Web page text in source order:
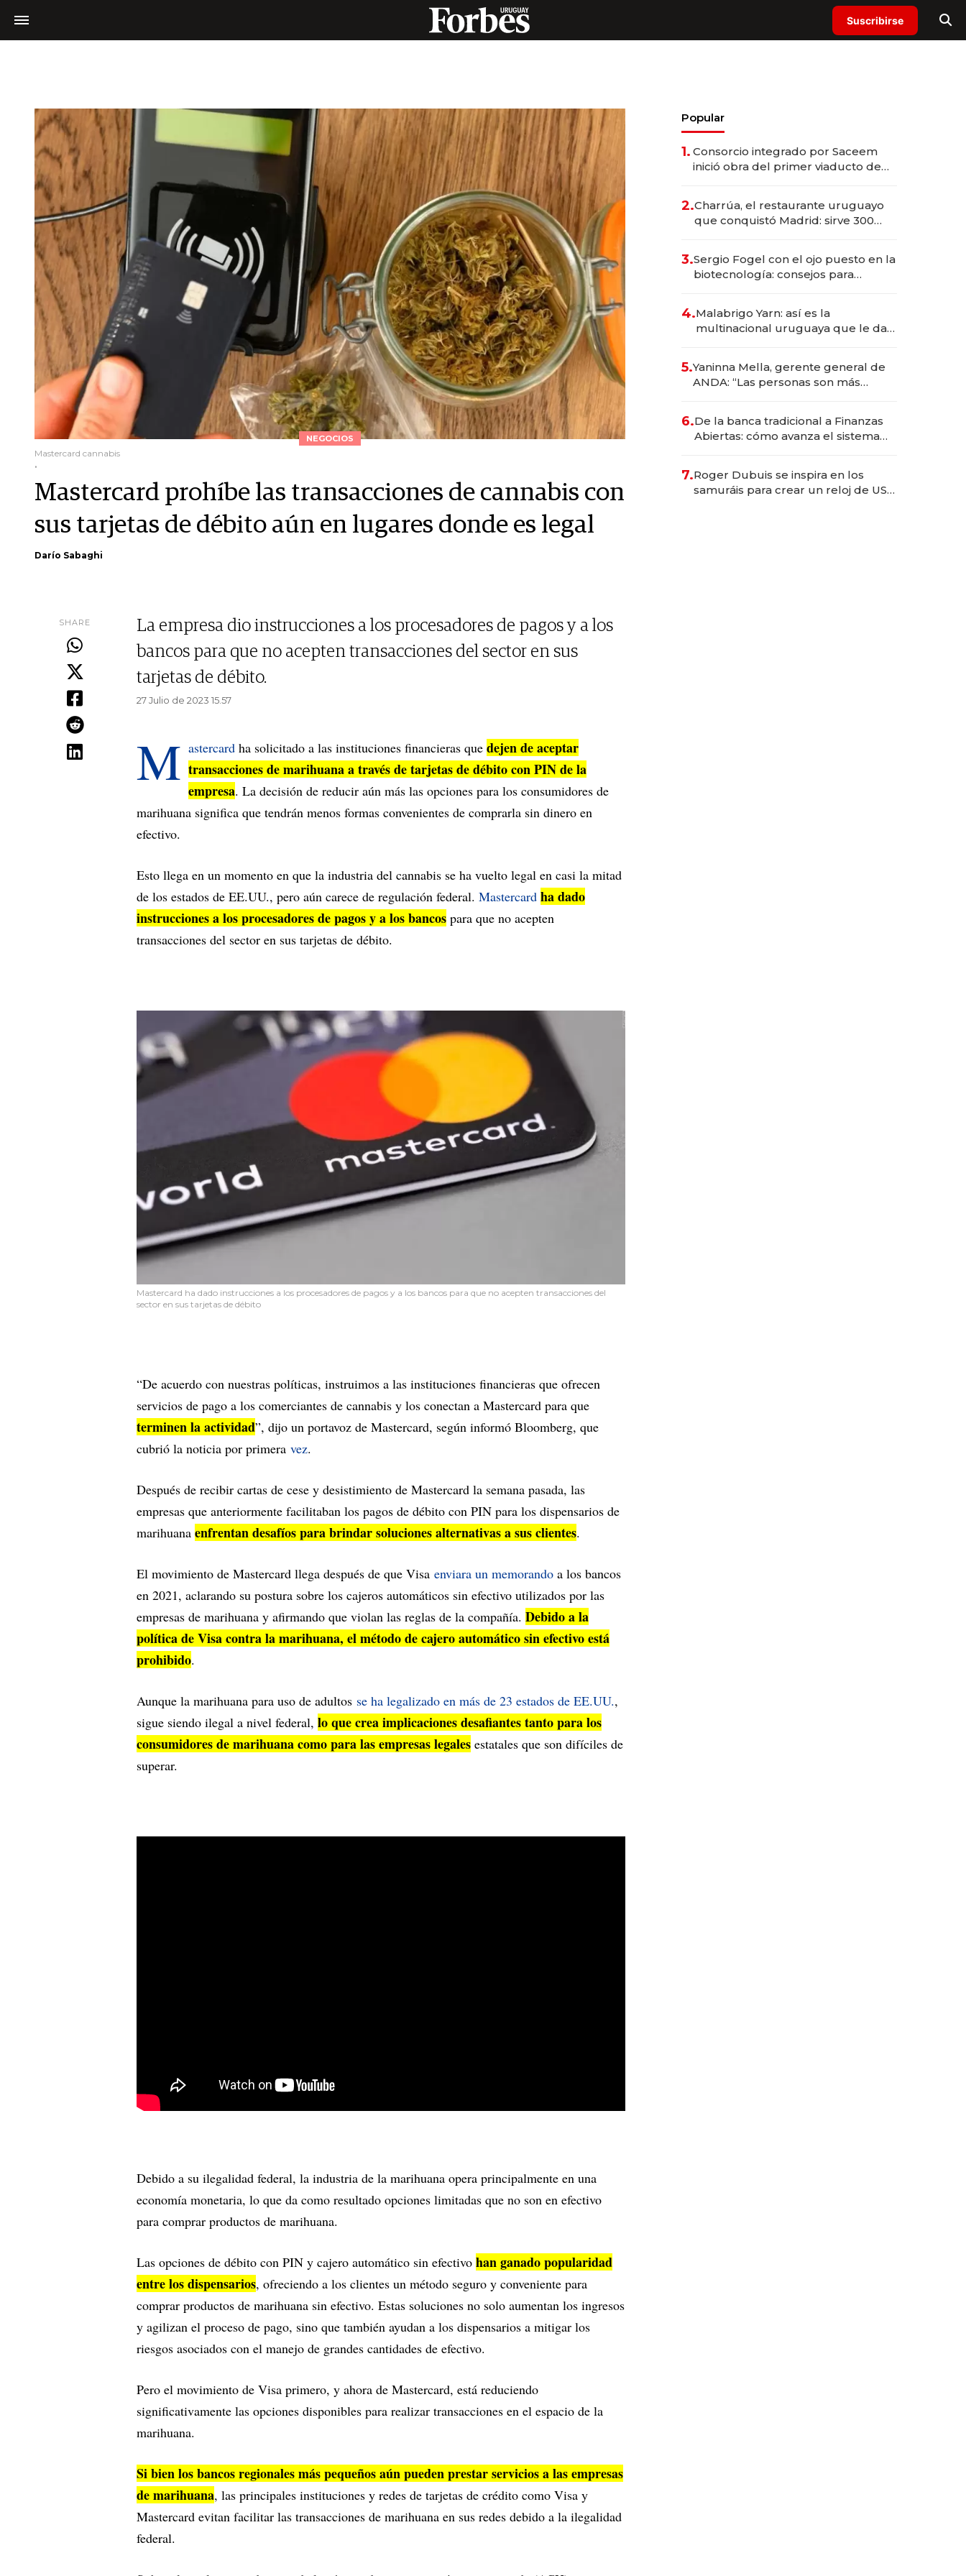
Suscribirse
NEGOCIOS
Mastercard cannabis
.
Mastercard prohíbe las transacciones de cannabis con
sus tarjetas de débito aún en lugares donde es legal
Darío Sabaghi
SHARE
La empresa dio instrucciones a los procesadores de pagos y a los
bancos para que no acepten transacciones del sector en sus
tarjetas de débito.
27 Julio de 2023 15.57
M astercard ha solicitado a las instituciones financieras que dejen de aceptar
transacciones de marihuana a través de tarjetas de débito con PIN de la
empresa. La decisión de reducir aún más las opciones para los consumidores de
marihuana significa que tendrán menos formas convenientes de comprarla sin dinero en
efectivo.
Esto llega en un momento en que la industria del cannabis se ha vuelto legal en casi la mitad
de los estados de EE.UU., pero aún carece de regulación federal. Mastercard ha dado
instrucciones a los procesadores de pagos y a los bancos para que no acepten
transacciones del sector en sus tarjetas de débito.
Mastercard ha dado instrucciones a los procesadores de pagos y a los bancos para que no acepten transacciones del
sector en sus tarjetas de débito
“De acuerdo con nuestras políticas, instruimos a las instituciones financieras que ofrecen
servicios de pago a los comerciantes de cannabis y los conectan a Mastercard para que
terminen la actividad”, dijo un portavoz de Mastercard, según informó Bloomberg, que
cubrió la noticia por primera vez.
Después de recibir cartas de cese y desistimiento de Mastercard la semana pasada, las
empresas que anteriormente facilitaban los pagos de débito con PIN para los dispensarios de
marihuana enfrentan desafíos para brindar soluciones alternativas a sus clientes.
El movimiento de Mastercard llega después de que Visa enviara un memorando a los bancos
en 2021, aclarando su postura sobre los cajeros automáticos sin efectivo utilizados por las
empresas de marihuana y afirmando que violan las reglas de la compañía. Debido a la
política de Visa contra la marihuana, el método de cajero automático sin efectivo está
prohibido.
Aunque la marihuana para uso de adultos se ha legalizado en más de 23 estados de EE.UU.,
sigue siendo ilegal a nivel federal, lo que crea implicaciones desafiantes tanto para los
consumidores de marihuana como para las empresas legales estatales que son difíciles de
superar.
Debido a su ilegalidad federal, la industria de la marihuana opera principalmente en una
economía monetaria, lo que da como resultado opciones limitadas que no son en efectivo
para comprar productos de marihuana.
Las opciones de débito con PIN y cajero automático sin efectivo han ganado popularidad
entre los dispensarios, ofreciendo a los clientes un método seguro y conveniente para
comprar productos de marihuana sin efectivo. Estas soluciones no solo aumentan los ingresos
y agilizan el proceso de pago, sino que también ayudan a los dispensarios a mitigar los
riesgos asociados con el manejo de grandes cantidades de efectivo.
Pero el movimiento de Visa primero, y ahora de Mastercard, está reduciendo
significativamente las opciones disponibles para realizar transacciones en el espacio de la
marihuana.
Si bien los bancos regionales más pequeños aún pueden prestar servicios a las empresas
de marihuana, las principales instituciones y redes de tarjetas de crédito como Visa y
Mastercard evitan facilitar las transacciones de marihuana en sus redes debido a la ilegalidad
federal.
Popular
1. Consorcio integrado por Saceem
inició obra del primer viaducto de
millones
2.Charrúa, el restaurante uruguayo
que conquistó Madrid: sirve 300
prepara apertura
3.Sergio Fogel con el ojo puesto en la
biotecnología: consejos para
4.Malabrigo Yarn: así es la
multinacional uruguaya que le da
5.Yaninna Mella, gerente general de
ANDA: “Las personas son más
6.De la banca tradicional a Finanzas
Abiertas: cómo avanza el sistema
7.Roger Dubuis se inspira en los
samuráis para crear un reloj de US$